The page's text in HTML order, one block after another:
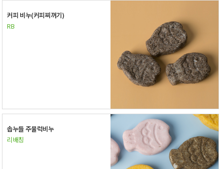
커피 비누(커피찌꺼기)
RB
솝누들 주물럭비누
리배칭